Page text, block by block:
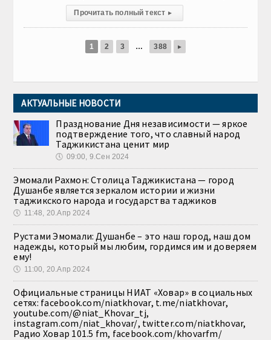
Прочитать полный текст ▸
1 2 3 … 388 ▸
АКТУАЛЬНЫЕ НОВОСТИ
Празднование Дня независимости — яркое
подтверждение того, что славный народ
Таджикистана ценит мир
🕔 09:00, 9.Сен 2024
Эмомали Рахмон: Столица Таджикистана — город
Душанбе является зеркалом истории и жизни
таджикского народа и государства таджиков
🕔 11:48, 20.Апр 2024
Рустами Эмомали: Душанбе – это наш город, наш дом
надежды, который мы любим, гордимся им и доверяем
ему!
🕔 11:00, 20.Апр 2024
Официальные страницы НИАТ «Ховар» в социальных
сетях: facebook.com/niatkhovar, t.me/niatkhovar,
youtube.com/@niat_Khovar_tj,
instagram.com/niat_khovar/, twitter.com/niatkhovar,
Радио Ховар 101.5 fm, facebook.com/khovarfm/